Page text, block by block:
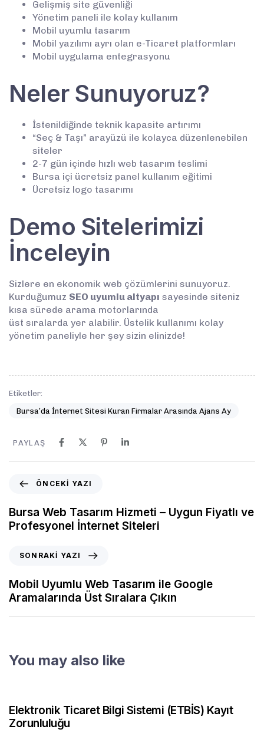
Gelişmiş site güvenliği
Yönetim paneli ile kolay kullanım
Mobil uyumlu tasarım
Mobil yazılımı ayrı olan e-Ticaret platformları
Mobil uygulama entegrasyonu
Neler Sunuyoruz?
İstenildiğinde teknik kapasite artırımı
“Seç & Taşı” arayüzü ile kolayca düzenlenebilen
siteler
2-7 gün içinde hızlı web tasarım teslimi
Bursa içi ücretsiz panel kullanım eğitimi
Ücretsiz logo tasarımı
Demo Sitelerimizi
İnceleyin
Sizlere en ekonomik web çözümlerini sunuyoruz.
Kurduğumuz SEO uyumlu altyapı sayesinde siteniz
kısa sürede arama motorlarında
üst sıralarda yer alabilir. Üstelik kullanımı kolay
yönetim paneliyle her şey sizin elinizde!
Etiketler:
Bursa’da İnternet Sitesi Kuran Firmalar Arasında Ajans Ay
PAYLAŞ
ÖNCEKI YAZI
Bursa Web Tasarım Hizmeti – Uygun Fiyatlı ve
Profesyonel İnternet Siteleri
SONRAKI YAZI
Mobil Uyumlu Web Tasarım ile Google
Aramalarında Üst Sıralara Çıkın
You may also like
Elektronik Ticaret Bilgi Sistemi (ETBİS) Kayıt
Zorunluluğu